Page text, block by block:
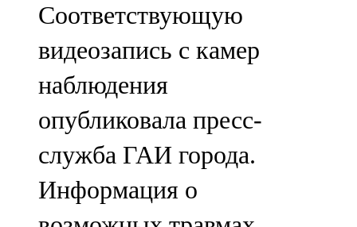
91,0 FM
Шәмәрдән
102,3 FM
Яңа чишмә
107,0 FM
Яр Чаллы
Соответствующую
видеозапись с камер
наблюдения
опубликовала пресс-
служба ГАИ города.
Информация о